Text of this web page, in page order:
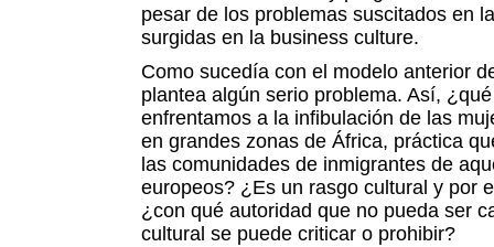
pesar de los problemas suscitados en
surgidas en la business culture.
Como sucedía con el modelo anterior
plantea algún serio problema. Así,
enfrentamos a la infibulación de las
en grandes zonas de África, práctica
las comunidades de inmigrantes de
europeos? ¿Es un rasgo cultural y por
¿con qué autoridad que no pueda ser
cultural se puede criticar o prohibir?